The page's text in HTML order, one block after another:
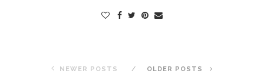
NEWER POSTS OLDER POSTS